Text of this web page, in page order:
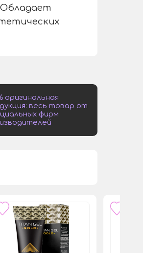
Обладает
оригинальная
весь товар от
фирм